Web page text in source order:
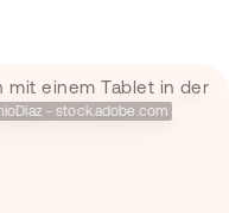
- stock.adobe.com